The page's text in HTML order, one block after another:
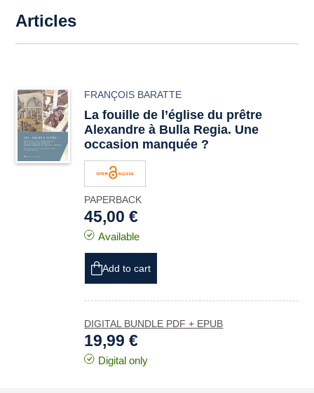
Articles
FRANÇOIS BARATTE
La fouille de l’église du prêtre
Alexandre à Bulla Regia. Une
occasion manquée ?
PAPERBACK
45,00 €
Available
Add to cart
DIGITAL BUNDLE PDF + EPUB
19,99 €
Digital only